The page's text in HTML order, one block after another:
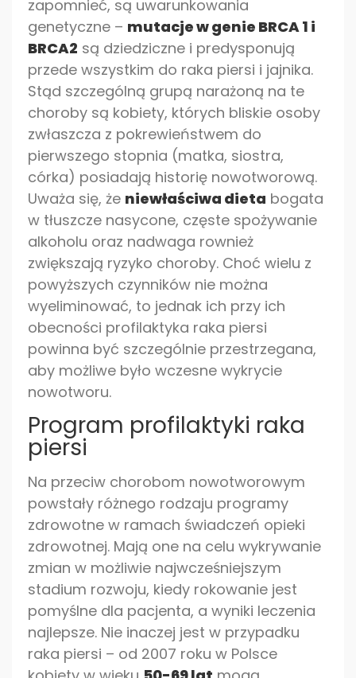
zapomnieć, są uwarunkowania
genetyczne – mutacje w genie BRCA 1 i
BRCA2 są dziedziczne i predysponują
przede wszystkim do raka piersi i jajnika.
Stąd szczególną grupą narażoną na te
choroby są kobiety, których bliskie osoby
zwłaszcza z pokrewieństwem do
pierwszego stopnia (matka, siostra,
córka) posiadają historię nowotworową.
Uważa się, że niewłaściwa dieta bogata
w tłuszcze nasycone, częste spożywanie
alkoholu oraz nadwaga rownież
zwiększają ryzyko choroby. Choć wielu z
powyższych czynników nie można
wyeliminować, to jednak ich przy ich
obecności profilaktyka raka piersi
powinna być szczególnie przestrzegana,
aby możliwe było wczesne wykrycie
nowotworu.
Program profilaktyki raka
piersi
Na przeciw chorobom nowotworowym
powstały różnego rodzaju programy
zdrowotne w ramach świadczeń opieki
zdrowotnej. Mają one na celu wykrywanie
zmian w możliwie najwcześniejszym
stadium rozwoju, kiedy rokowanie jest
pomyślne dla pacjenta, a wyniki leczenia
najlepsze. Nie inaczej jest w przypadku
raka piersi – od 2007 roku w Polsce